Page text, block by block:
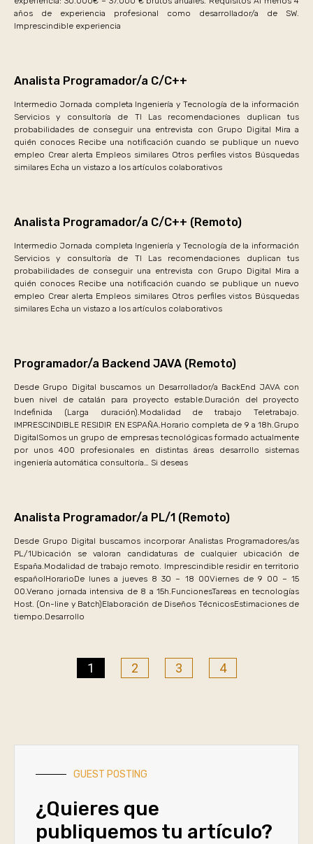
años de experiencia profesional como desarrollador/a de SW.
Imprescindible experiencia
Analista Programador/a C/C++
Intermedio Jornada completa Ingeniería y Tecnología de la información
Servicios y consultoría de TI Las recomendaciones duplican tus
probabilidades de conseguir una entrevista con Grupo Digital Mira a
quién conoces Recibe una notificación cuando se publique un nuevo
empleo Crear alerta Empleos similares Otros perfiles vistos Búsquedas
similares Echa un vistazo a los artículos colaborativos
Analista Programador/a C/C++ (Remoto)
Intermedio Jornada completa Ingeniería y Tecnología de la información
Servicios y consultoría de TI Las recomendaciones duplican tus
probabilidades de conseguir una entrevista con Grupo Digital Mira a
quién conoces Recibe una notificación cuando se publique un nuevo
empleo Crear alerta Empleos similares Otros perfiles vistos Búsquedas
similares Echa un vistazo a los artículos colaborativos
Programador/a Backend JAVA (Remoto)
Desde Grupo Digital buscamos un Desarrollador/a BackEnd JAVA con
buen nivel de catalán para proyecto estable.Duración del proyecto
Indefinida (Larga duración).Modalidad de trabajo Teletrabajo.
IMPRESCINDIBLE RESIDIR EN ESPAÑA.Horario completa de 9 a 18h.Grupo
DigitalSomos un grupo de empresas tecnológicas formado actualmente
por unos 400 profesionales en distintas áreas desarrollo sistemas
ingeniería automática consultoría… Si deseas
Analista Programador/a PL/1 (Remoto)
Desde Grupo Digital buscamos incorporar Analistas Programadores/as
PL/1Ubicación se valoran candidaturas de cualquier ubicación de
España.Modalidad de trabajo remoto. Imprescindible residir en territorio
españolHorarioDe lunes a jueves 8 30 – 18 00Viernes de 9 00 – 15
00.Verano jornada intensiva de 8 a 15h.FuncionesTareas en tecnologías
Host. (On-line y Batch)Elaboración de Diseños TécnicosEstimaciones de
tiempo.Desarrollo
1 2 3 4
GUEST POSTING
¿Quieres que
publiquemos tu artículo?